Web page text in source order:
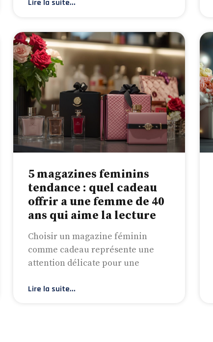
Lire la suite...
5 magazines feminins
tendance : quel cadeau
offrir a une femme de 40
ans qui aime la lecture
Choisir un magazine féminin
comme cadeau représente une
attention délicate pour une
Lire la suite...